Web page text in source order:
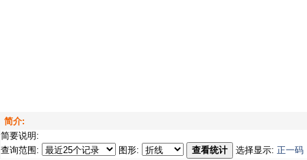
简介:
简要说明:
查询范围:
图形: 查看统计 选择显示: 正一码